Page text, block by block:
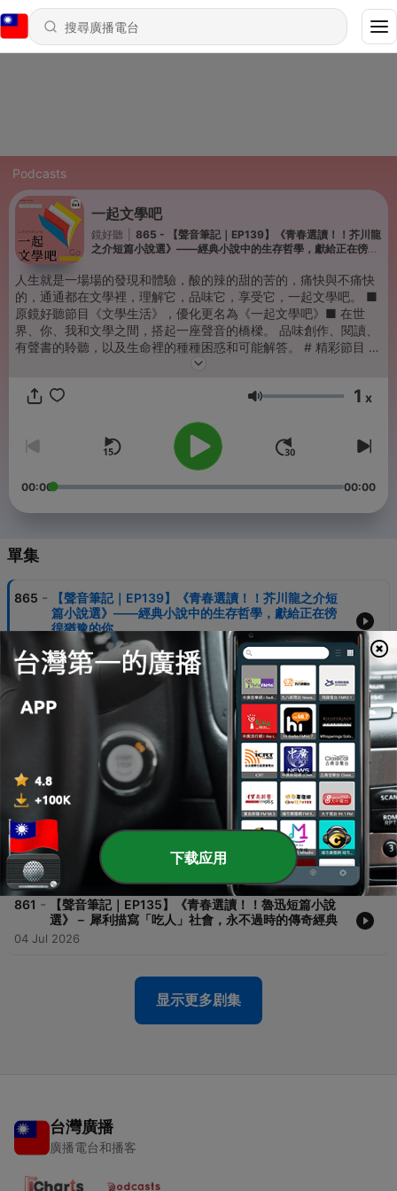
Podcasts
一起文學吧
鏡好聽
865 - 【聲音筆記｜EP139】《青春選讀！！芥川龍
之介短篇小說選》——經典小說中的生存哲學，獻給正在徬徨
人生就是一場場的發現和體驗，酸的辣的甜的苦的，痛快與不痛快
的，通通都在文學裡，理解它，品味它，享受它，一起文學吧。 ■
原鏡好聽節目《文學生活》，優化更名為《一起文學吧》■ 在世
界、你、我和文學之間，搭起一座聲音的橋樑。 品味創作、閱讀、
有聲書的聆聽，以及生命裡的種種困惑和可能解答。 # 精彩節目 現
記》 💡 鏡好聽有聲書組，第一手分享聆聽有聲書的滋味與感受｜📊
音量 1 x
00:00 00:00
單集
865 -
【聲音筆記｜EP139】《青春選讀！！芥川龍之介短
篇小說選》——經典小說中的生存哲學，獻給正在徬
徨猶豫的你
01 Aug 2026
864
【聲音筆記｜EP138】柚臻《山難》－ 經典登山恐怖
小說聲音化，建議下山再收聽
25 Jul 2026
【聲音筆記｜EP137】鄭昭峴《餘燼裡的尊嚴》－ 橫
掃韓國各大文學獎的小說，當代最受注目的冷冽筆觸
18 Jul 2026
862 - 【聲音筆記｜EP136】陳翠蓮《自治之夢》－ 交錯運
用日記、書籍與報導，精彩呈現日治台灣至今的民主
之路
11 Jul 2026
861 -
【聲音筆記｜EP135】《青春選讀！！魯迅短篇小說
選》－ 犀利描寫「吃人」社會，永不過時的傳奇經典
04 Jul 2026
显示更多剧集
台灣廣播
廣播電台和播客
下载应用